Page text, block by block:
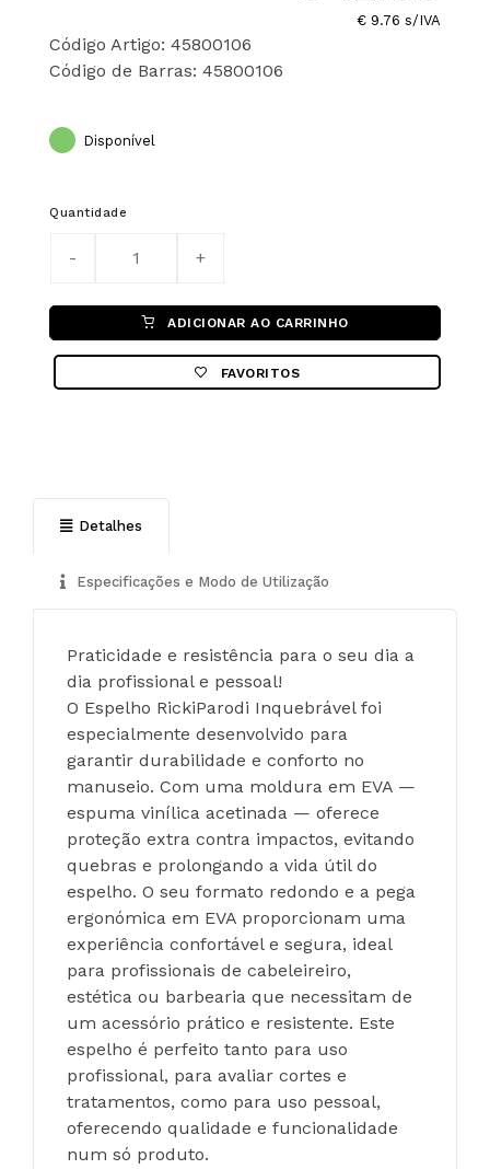
€ 9.76 s/IVA
Código Artigo: 45800106
Código de Barras: 45800106
Disponível
Quantidade
ADICIONAR AO CARRINHO
FAVORITOS
Detalhes
Especificações e Modo de Utilização
Praticidade e resistência para o seu dia a
dia profissional e pessoal!
O Espelho RickiParodi Inquebrável foi
especialmente desenvolvido para
garantir durabilidade e conforto no
manuseio. Com uma moldura em EVA —
espuma vinílica acetinada — oferece
proteção extra contra impactos, evitando
quebras e prolongando a vida útil do
espelho. O seu formato redondo e a pega
ergonómica em EVA proporcionam uma
experiência confortável e segura, ideal
para profissionais de cabeleireiro,
estética ou barbearia que necessitam de
um acessório prático e resistente. Este
espelho é perfeito tanto para uso
profissional, para avaliar cortes e
tratamentos, como para uso pessoal,
oferecendo qualidade e funcionalidade
num só produto.